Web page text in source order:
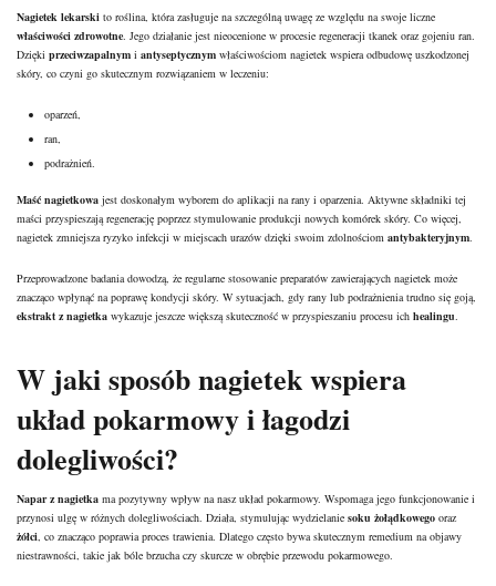
Nagietek lekarski to roślina, która zasługuje na szczególną uwagę ze względu na swoje liczne
właściwości zdrowotne. Jego działanie jest nieocenione w procesie regeneracji tkanek oraz gojeniu ran.
Dzięki przeciwzapalnym i antyseptycznym właściwościom nagietek wspiera odbudowę uszkodzonej
skóry, co czyni go skutecznym rozwiązaniem w leczeniu:
oparzeń,
ran,
podrażnień.
Maść nagietkowa jest doskonałym wyborem do aplikacji na rany i oparzenia. Aktywne składniki tej
maści przyspieszają regenerację poprzez stymulowanie produkcji nowych komórek skóry. Co więcej,
nagietek zmniejszaryzyko infekcji w miejscach urazów dzięki swoim zdolnościom antybakteryjnym.
Przeprowadzone badania dowodzą, że regularne stosowanie preparatów zawierających nagietek może
znacząco wpłynąć na poprawę kondycji skóry. W sytuacjach, gdy rany lub podrażnienia trudno się goją,
ekstrakt z nagietka wykazuje jeszcze większą skuteczność w przyspieszaniu procesu ich healingu.
W jaki sposób nagietek wspiera
układ pokarmowy i łagodzi
dolegliwości?
Napar z nagietka ma pozytywny wpływ na nasz układ pokarmowy. Wspomaga jego funkcjonowanie i
przynosi ulgę w różnych dolegliwościach. Działa, stymulując wydzielanie soku żołądkowego oraz
żółci, co znacząco poprawia proces trawienia. Dlatego często bywa skutecznym remedium na objawy
niestrawności, takie jak bóle brzucha czy skurcze w obrębie przewodu pokarmowego.